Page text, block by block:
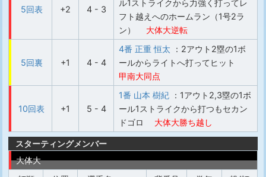
5回表 +2 4 - 3
ル1ストライクから力強く打ってレ
フト越えへのホームラン（1号2ラ
ン）
大体大逆転
5回裏 +1 4 - 4
4番 正重 恒太 ：2アウト2塁の1ボ
ールからライトへ打ってヒット
甲南大同点
10回表 +1 5 - 4
1番 山本 樹紀 ：1アウト2,3塁の1ボ
ール1ストライクから打つもセカン
ドゴロ
大体大勝ち越し
スターティングメンバー
大体大